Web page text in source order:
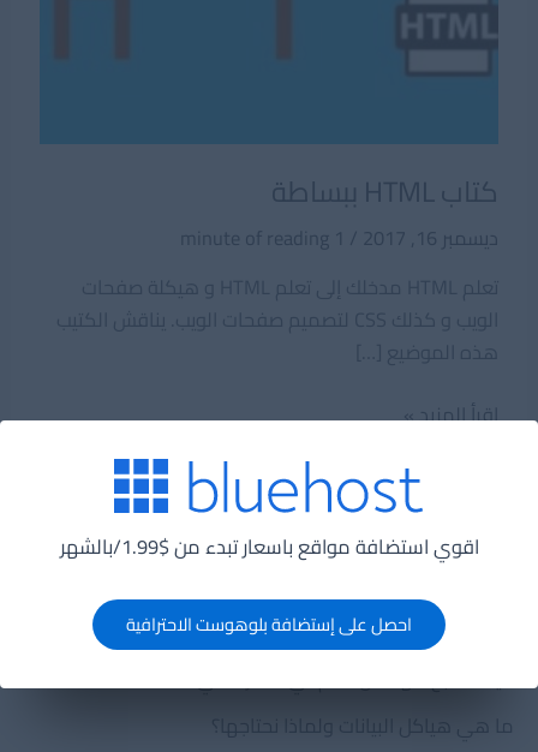
اقوي استضافة مواقع باسعار تبدء من $1.99/بالشهر
احصل على إستضافة بلوهوست الاحترافية
كتاب HTML ببساطة
ديسمبر 16, 2017 /
1 minute of reading
كتاب
اقرأ المزيد »
اخر المقالات
خارطة الطريق لتصبح مهندس تعلّم الآلة في 12 شهرًا
ما هي هياكل البيانات ولماذا نحتاجها؟